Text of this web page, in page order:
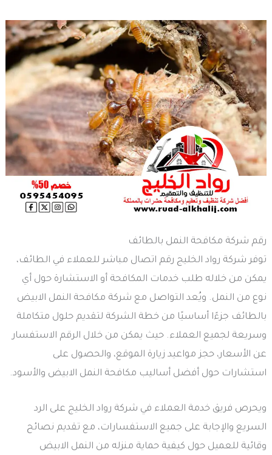
رقم شركة مكافحة النمل بالطائف
توفر شركة رواد الخليج رقم اتصال مباشر للعملاء في الطائف،
يمكن من خلاله طلب خدمات المكافحة أو الاستشارة حول أي
نوع من النمل. ويُعد التواصل مع شركة مكافحة النمل الابيض
بالطائف جزءًا أساسيًا من خطة الشركة لتقديم حلول متكاملة
وسريعة لجميع العملاء. حيث يمكن من خلال الرقم الاستفسار
عن الأسعار، حجز مواعيد زيارة الموقع، والحصول على
استشارات حول أفضل أساليب مكافحة النمل الابيض والأسود.
ويحرص فريق خدمة العملاء في شركة رواد الخليج على الرد
السريع والإجابة على جميع الاستفسارات، مع تقديم نصائح
وقائية للعميل حول كيفية حماية منزله من النمل الابيض